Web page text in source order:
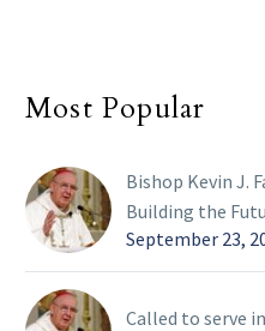
Most Popular
Bishop Kevin J.
Building the
September 23,
Called to serve